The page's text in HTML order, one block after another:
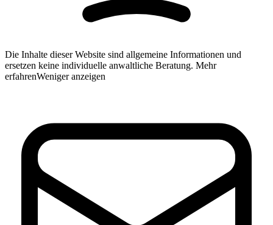
Die Inhalte dieser Website sind allgemeine Informationen und
ersetzen keine individuelle anwaltliche Beratung. Mehr
erfahrenWeniger anzeigen